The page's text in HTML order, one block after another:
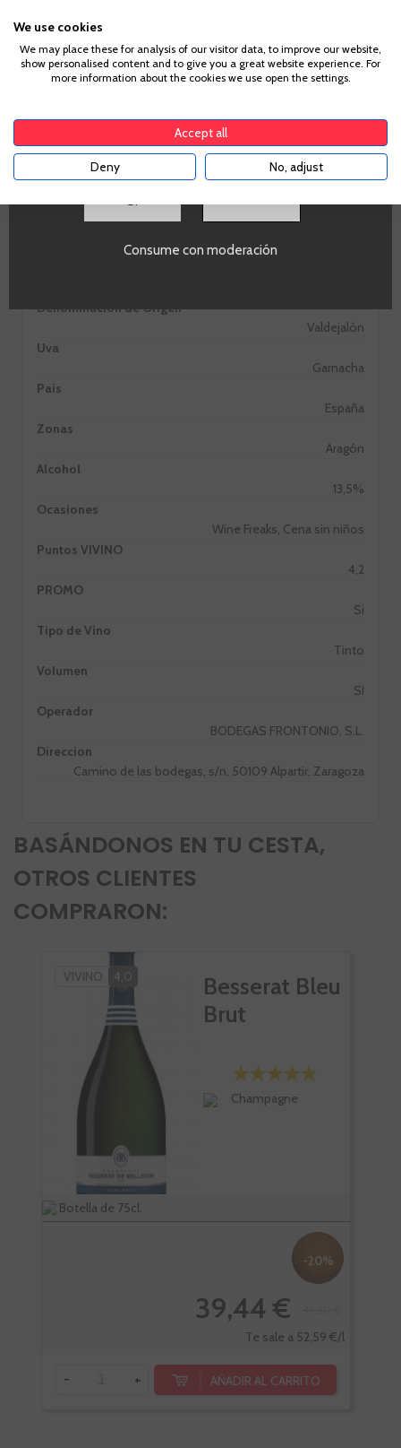
enérgica y largo postgusto.
Denominación de Origen
Valdejalón
Uva
Garnacha
Pais
España
Zonas
Aragón
Alcohol
13,5%
Ocasiones
Wine Freaks, Cena sin niños
Puntos VIVINO
4,2
PROMO
Si
Tipo de Vino
Tinto
Volumen
SI
Operador
BODEGAS FRONTONIO, S.L.
Direccion
Camino de las bodegas, s/n, 50109 Alpartir, Zaragoza
BASÁNDONOS EN TU CESTA,
OTROS CLIENTES
COMPRARON:
VIVINO 4,0
Besserat Bleu
Brut
Champagne
Botella de 75cl.
-20%
39,44 €
Te sale a 52,59 €/l
- + AÑADIR AL CARRITO
¿Eres mayor de edad?
Para acceder a enbotella, debes tener la edad legal de
tu país de residencia, lo cual es suficiente para
aplicable. Confirma si tienes más de18años
Consume con moderación
We use cookies
We may place these for analysis of our visitor data, to improve our website,
show personalised content and to give you a great website experience. For
more information about the cookies we use open the settings.
Accept all
Deny No, adjust